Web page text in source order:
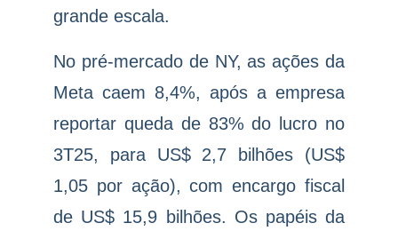
grande escala.
No pré-mercado de NY, as ações da
Meta caem 8,4%, após a empresa
reportar queda de 83% do lucro no
3T25, para US$ 2,7 bilhões (US$
1,05 por ação), com encargo fiscal
de US$ 15,9 bilhões. Os papéis da